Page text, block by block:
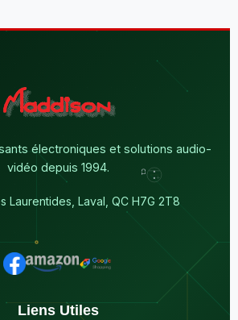
électroniques et solutions audio-
vidéo depuis 1994.
Laurentides, Laval, QC H7G 2T8
Liens Utiles